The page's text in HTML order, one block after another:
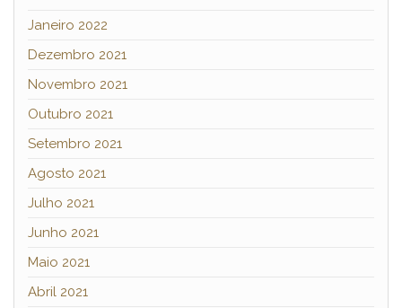
Janeiro 2022
Dezembro 2021
Novembro 2021
Outubro 2021
Setembro 2021
Agosto 2021
Julho 2021
Junho 2021
Maio 2021
Abril 2021